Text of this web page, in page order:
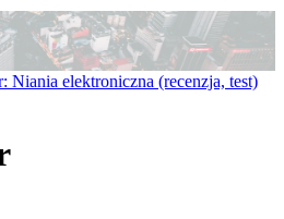
Niania elektroniczna (recenzja, test)